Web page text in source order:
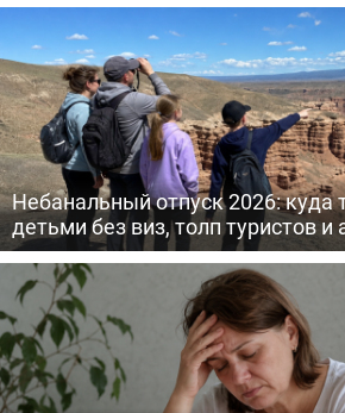
Небанальный отпуск 2026: куда
детьми без виз, толп туристов